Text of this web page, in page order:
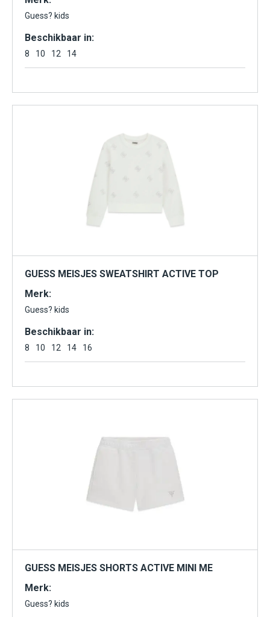
Guess? kids
Beschikbaar in:
8 10 12 14
GUESS MEISJES SWEATSHIRT ACTIVE TOP
Merk:
Guess? kids
Beschikbaar in:
8 10 12 14 16
GUESS MEISJES SHORTS ACTIVE MINI ME
Merk:
Guess? kids